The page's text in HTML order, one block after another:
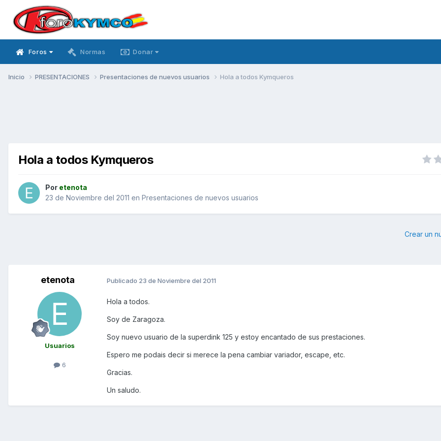
Foros Normas Donar
Inicio PRESENTACIONES Presentaciones de nuevos usuarios Hola a todos Kymqueros
Hola a todos Kymqueros
Por etenota
23 de Noviembre del 2011 en Presentaciones de nuevos usuarios
Crear un
etenota
Usuarios
6
Publicado 23 de Noviembre del 2011
Hola a todos.
Soy de Zaragoza.
Soy nuevo usuario de la superdink 125 y estoy encantado de sus prestaciones.
Espero me podais decir si merece la pena cambiar variador, escape, etc.
Gracias.
Un saludo.